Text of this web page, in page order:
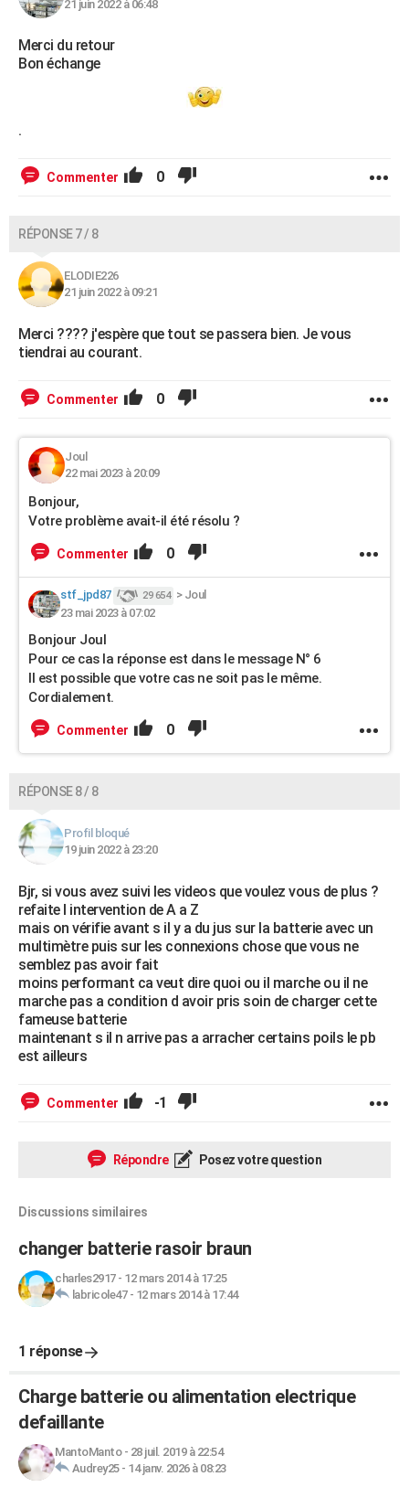
21 juin 2022 à 06:48
Merci du retour
Bon échange
.
Commenter 0
RÉPONSE 7 / 8
ELODIE226
21 juin 2022 à 09:21
Merci ???? j'espère que tout se passera bien. Je vous
tiendrai au courant.
Commenter 0
Joul
22 mai 2023 à 20:09
Bonjour,
Votre problème avait-il été résolu ?
Commenter 0
stf_jpd87 29 654 > Joul
23 mai 2023 à 07:02
Bonjour Joul
Pour ce cas la réponse est dans le message N° 6
Il est possible que votre cas ne soit pas le même.
Cordialement.
Commenter 0
RÉPONSE 8 / 8
Profil bloqué
19 juin 2022 à 23:20
Bjr, si vous avez suivi les videos que voulez vous de plus ?
refaite l intervention de A a Z
mais on vérifie avant s il y a du jus sur la batterie avec un
multimètre puis sur les connexions chose que vous ne
semblez pas avoir fait
moins performant ca veut dire quoi ou il marche ou il ne
marche pas a condition d avoir pris soin de charger cette
fameuse batterie
maintenant s il n arrive pas a arracher certains poils le pb
est ailleurs
Commenter -1
Répondre Posez votre question
Discussions similaires
changer batterie rasoir braun
charles2917- 12 mars 2014 à 17:25
labricole47- 12 mars 2014 à 17:44
1 réponse
Charge batterie ou alimentation electrique
defaillante
MantoManto- 28 juil. 2019 à 22:54
Audrey25- 14 janv. 2026 à 08:23